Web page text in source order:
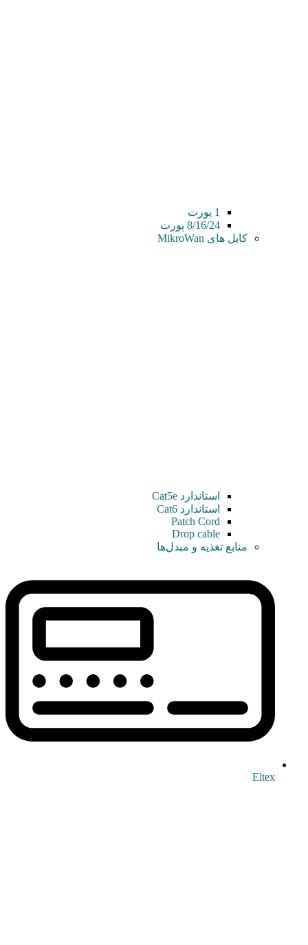
1 پورت
8/16/24 پورت
کابل های MikroWan
استاندارد Cat5e
استاندارد Cat6
Patch Cord
Drop cable
منابع تغذیه و مبدل‌ها
Eltex